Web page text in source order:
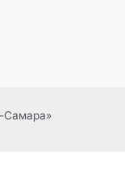
Самара»